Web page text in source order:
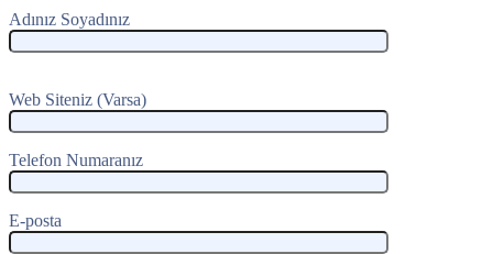
Adınız Soyadınız
Web Siteniz (Varsa)
Telefon Numaranız
E-posta